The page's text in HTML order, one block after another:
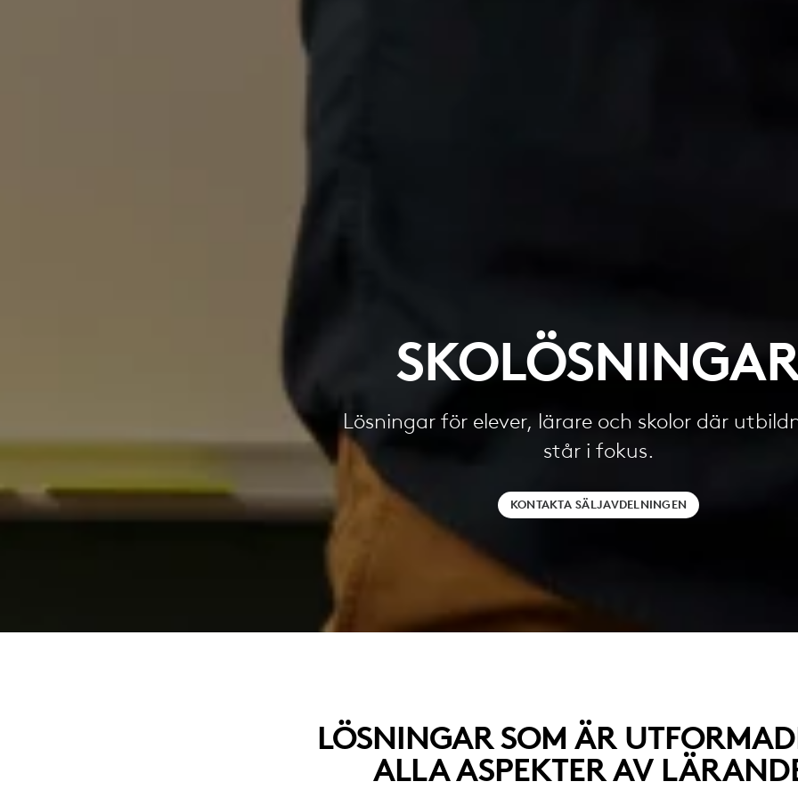
Lösningar för elever, lärare och skolor där
står i fokus.
KONTAKTA SÄLJAVDELNINGEN
LÖSNINGAR SOM ÄR
ALLA ASPEKTER AV